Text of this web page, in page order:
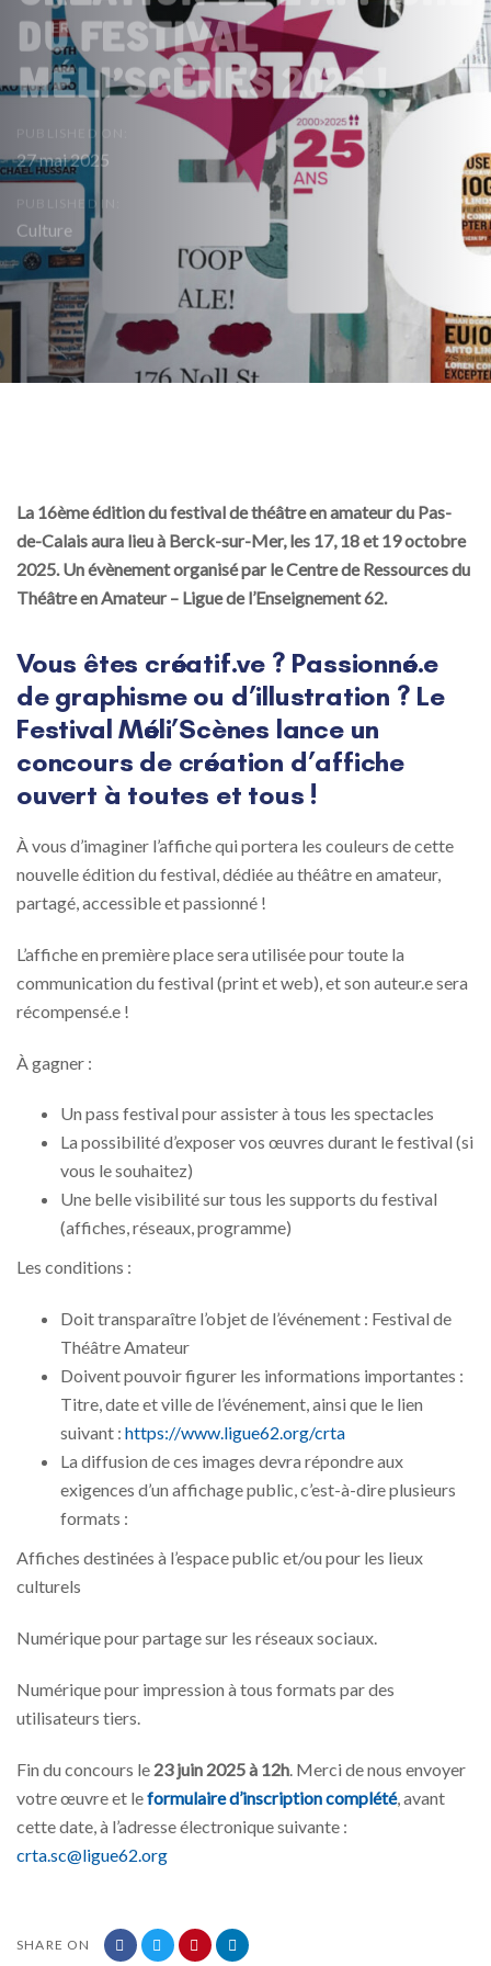
du Festival
Méli’Scènes 2025 !
PUBLISHED ON:
27 mai 2025
PUBLISHED IN:
Culture
La 16ème édition du festival de théâtre en amateur du Pas-
de-Calais aura lieu à Berck-sur-Mer, les 17, 18 et 19 octobre
2025. Un évènement organisé par le Centre de Ressources du
Théâtre en Amateur – Ligue de l’Enseignement 62.
Vous êtes créatif.ve ? Passionné.e
de graphisme ou d’illustration ? Le
Festival Méli’Scènes lance un
concours de création d’affiche
ouvert à toutes et tous !
À vous d’imaginer l’affiche qui portera les couleurs de cette
nouvelle édition du festival, dédiée au théâtre en amateur,
partagé, accessible et passionné !
L’affiche en première place sera utilisée pour toute la
communication du festival (print et web), et son auteur.e sera
récompensé.e !
À gagner :
Un pass festival pour assister à tous les spectacles
La possibilité d’exposer vos œuvres durant le festival (si
vous le souhaitez)
Une belle visibilité sur tous les supports du festival
(affiches, réseaux, programme)
Les conditions :
Doit transparaître l’objet de l’événement : Festival de
Théâtre Amateur
Doivent pouvoir figurer les informations importantes :
Titre, date et ville de l’événement, ainsi que le lien
suivant : https://www.ligue62.org/crta
La diffusion de ces images devra répondre aux
exigences d’un affichage public, c’est-à-dire plusieurs
formats :
Affiches destinées à l’espace public et/ou pour les lieux
culturels
Numérique pour partage sur les réseaux sociaux.
Numérique pour impression à tous formats par des
utilisateurs tiers.
Fin du concours le 23 juin 2025 à 12h . Merci de nous envoyer
votre œuvre et leformulaire d’inscription complété, avant
cette date, à l’adresse électronique suivante :
crta.sc@ligue62.org
SHARE ON
navigation